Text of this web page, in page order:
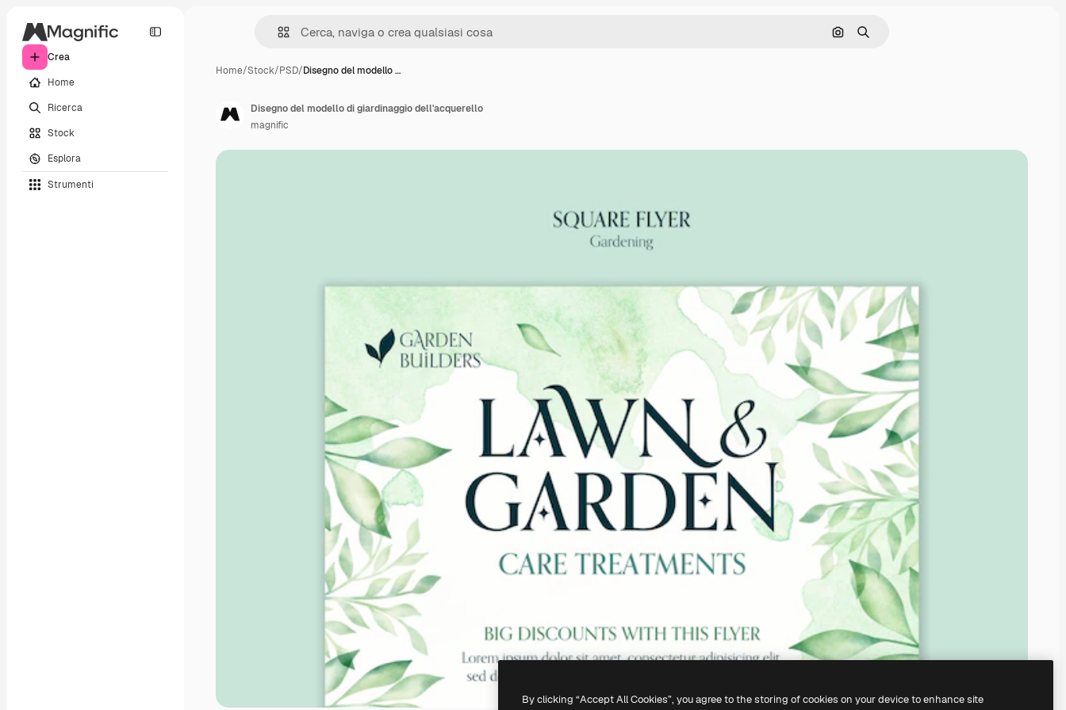
Crea
Home
Ricerca
Stock
Esplora
Strumenti
Cerca per immagine
Ricerca
Home/Stock/PSD/Disegno del modello …
Disegno del modello di giardinaggio dell'acquerello
magnific
By clicking “Accept All Cookies”, you agree to the storing of cookies on your device to enhance site